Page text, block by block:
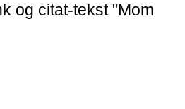
og citat-tekst "Mom